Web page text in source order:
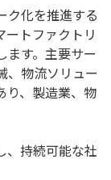
ク化を推進する
ートファクトリ
ます。主要サー
、物流ソリュー
り、製造業、物
、持続可能な社